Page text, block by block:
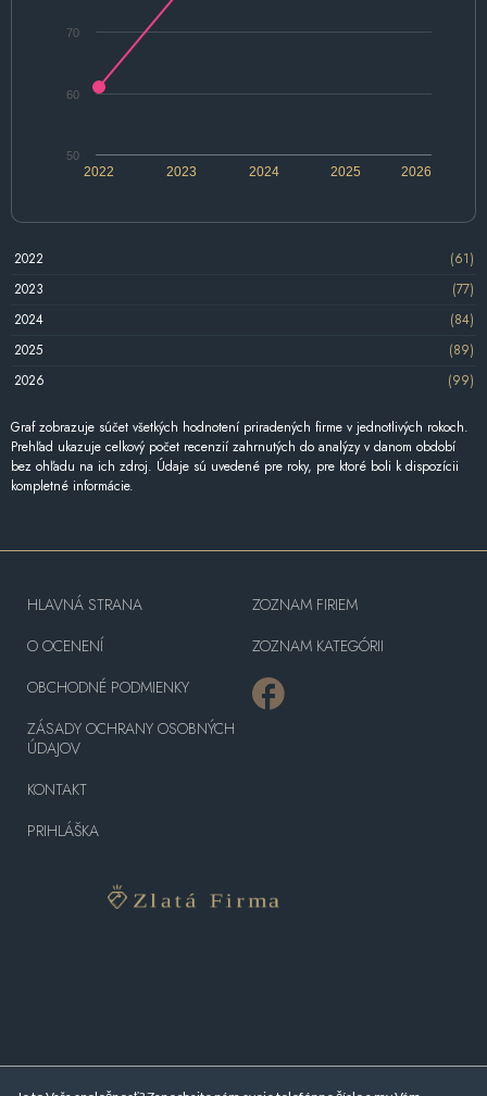
2022 2024 2026
2023 2025
50
60
70
2022
(61)
2023
(77)
2024
(84)
2025
(89)
2026
(99)
Graf zobrazuje súčet všetkých hodnotení priradených firme v jednotlivých rokoch.
Prehľad ukazuje celkový počet recenzií zahrnutých do analýzy v danom období
bez ohľadu na ich zdroj. Údaje sú uvedené pre roky, pre ktoré boli k dispozícii
kompletné informácie.
HLAVNÁ STRANA
O OCENENÍ
OBCHODNÉ PODMIENKY
ZÁSADY OCHRANY OSOBNÝCH
ÚDAJOV
KONTAKT
PRIHLÁŠKA
ZOZNAM FIRIEM
ZOZNAM KATEGÓRII